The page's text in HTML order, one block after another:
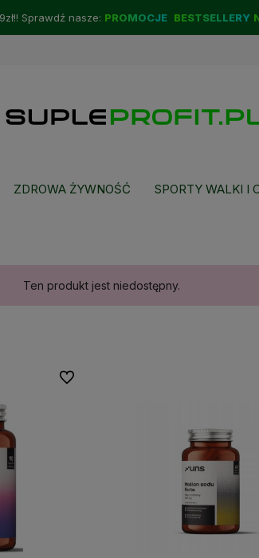
Sprawdź nasze: PROMOCJE BESTSELLERY
ZDROWA ŻYWNOŚĆ SPORTY WALKI I
Ten produkt jest niedostępny.
Do ulubionych